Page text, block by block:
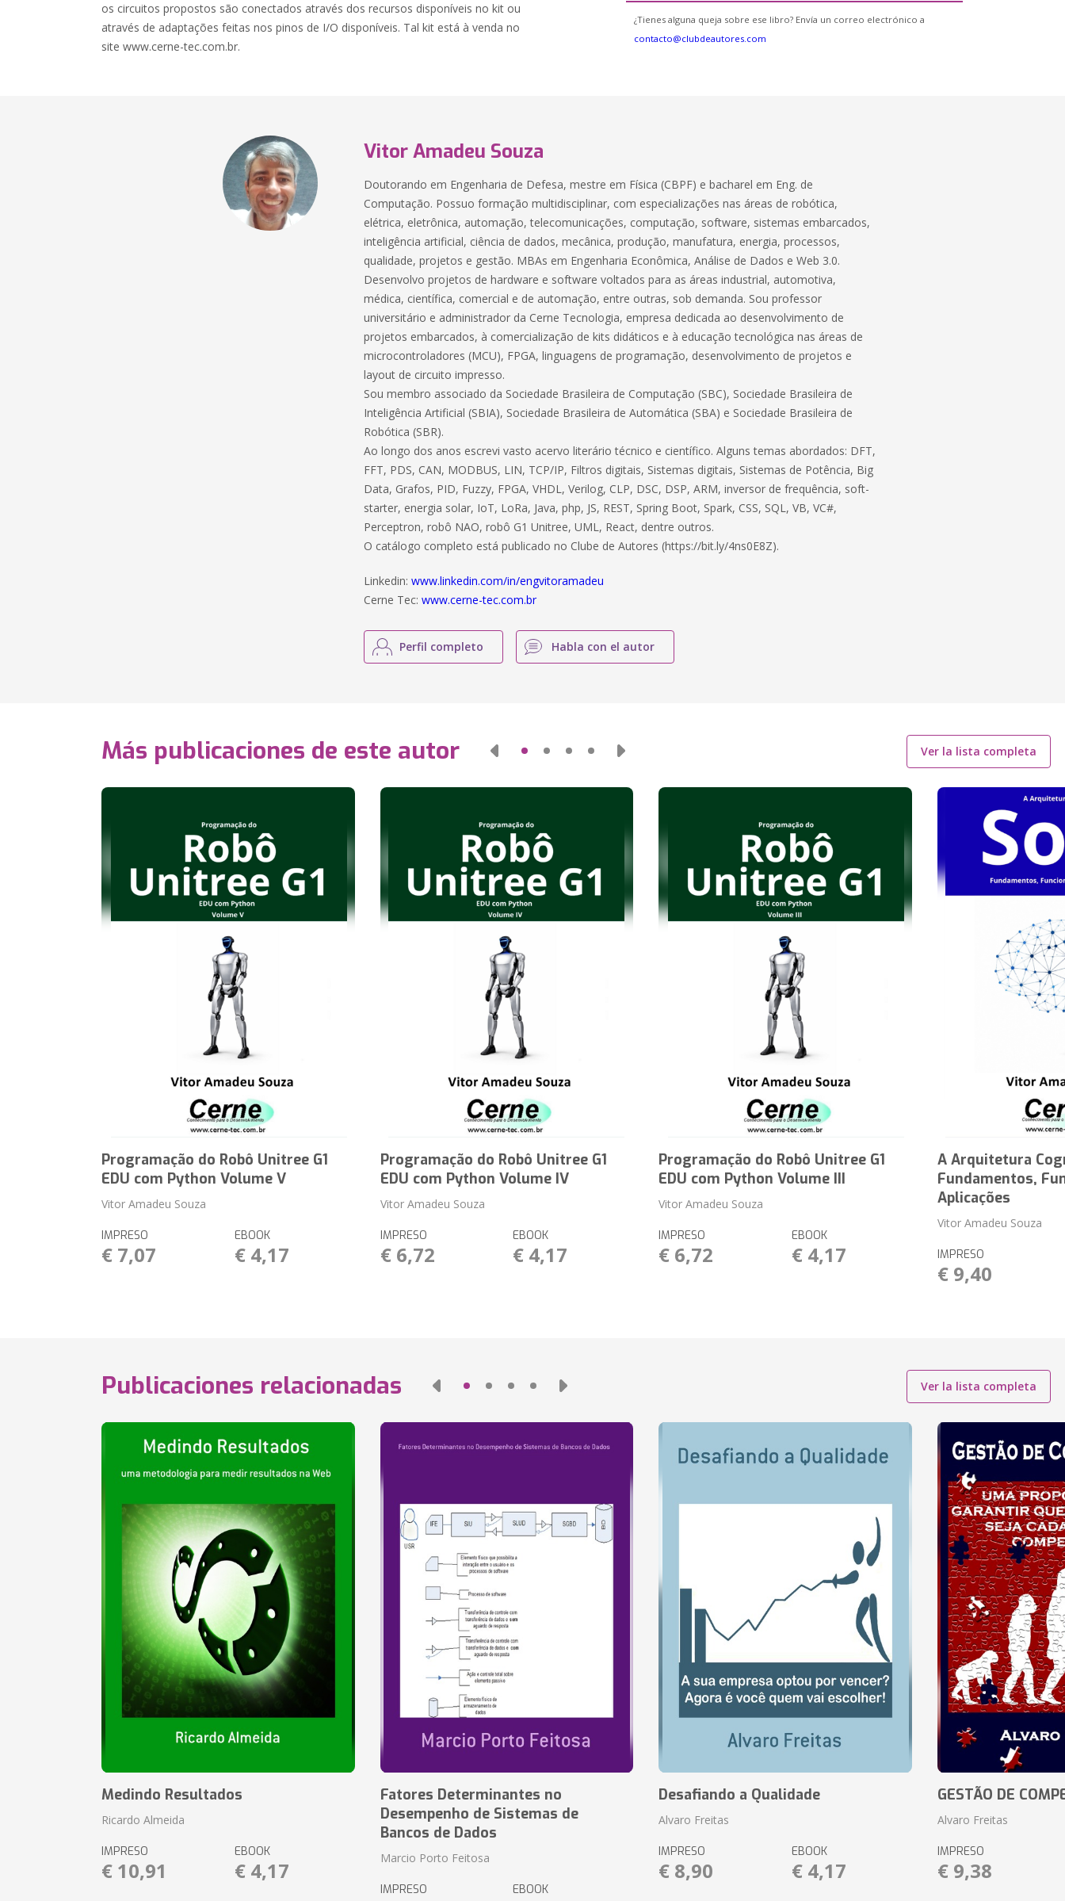
os circuitos propostos são conectados através dos recursos disponíveis no kit ou
através de adaptações feitas nos pinos de I/O disponíveis. Tal kit está à venda no
site www.cerne-tec.com.br.
¿Tienes alguna queja sobre ese libro? Envía un correo electrónico a
contacto@clubdeautores.com
Vitor Amadeu Souza
Doutorando em Engenharia de Defesa, mestre em Física (CBPF) e bacharel em Eng. de
Computação. Possuo formação multidisciplinar, com especializações nas áreas de robótica,
elétrica, eletrônica, automação, telecomunicações, computação, software, sistemas embarcados,
inteligência artificial, ciência de dados, mecânica, produção, manufatura, energia, processos,
qualidade, projetos e gestão. MBAs em Engenharia Econômica, Análise de Dados e Web 3.0.
Desenvolvo projetos de hardware e software voltados para as áreas industrial, automotiva,
médica, científica, comercial e de automação, entre outras, sob demanda. Sou professor
universitário e administrador da Cerne Tecnologia, empresa dedicada ao desenvolvimento de
projetos embarcados, à comercialização de kits didáticos e à educação tecnológica nas áreas de
microcontroladores (MCU), FPGA, linguagens de programação, desenvolvimento de projetos e
layout de circuito impresso.
Sou membro associado da Sociedade Brasileira de Computação (SBC), Sociedade Brasileira de
Inteligência Artificial (SBIA), Sociedade Brasileira de Automática (SBA) e Sociedade Brasileira de
Robótica (SBR).
Ao longo dos anos escrevi vasto acervo literário técnico e científico. Alguns temas abordados: DFT,
FFT, PDS, CAN, MODBUS, LIN, TCP/IP, Filtros digitais, Sistemas digitais, Sistemas de Potência, Big
Data, Grafos, PID, Fuzzy, FPGA, VHDL, Verilog, CLP, DSC, DSP, ARM, inversor de frequência, soft-
starter, energia solar, IoT, LoRa, Java, php, JS, REST, Spring Boot, Spark, CSS, SQL, VB, VC#,
Perceptron, robô NAO, robô G1 Unitree, UML, React, dentre outros.
O catálogo completo está publicado no Clube de Autores (https://bit.ly/4ns0E8Z).
Linkedin:www.linkedin.com/in/engvitoramadeu
Cerne Tec:www.cerne-tec.com.br
Perfil completo Habla con el autor
Más publicaciones de este autor Ver la lista completa
Programação do Robô Unitree G1
EDU com Python Volume V
Vitor Amadeu Souza
IMPRESO
€ 7,07
EBOOK
€ 4,17
Programação do Robô Unitree G1
EDU com Python Volume IV
Vitor Amadeu Souza
IMPRESO
€ 6,72
EBOOK
€ 4,17
Programação do Robô Unitree G1
EDU com Python Volume III
Vitor Amadeu Souza
IMPRESO
€ 6,72
EBOOK
€ 4,17
A Arquitetura
Fundamentos,
Aplicações
Vitor Amadeu Souza
IMPRESO
€ 9,40
Publicaciones relacionadas Ver la lista completa
Medindo Resultados
Ricardo Almeida
IMPRESO
€ 10,91
EBOOK
€ 4,17
Fatores Determinantes no
Desempenho de Sistemas de
Bancos de Dados
Marcio Porto Feitosa
IMPRESO EBOOK
Desafiando a Qualidade
Alvaro Freitas
IMPRESO
€ 8,90
EBOOK
€ 4,17
GESTÃO DE
Alvaro Freitas
IMPRESO
€ 9,38